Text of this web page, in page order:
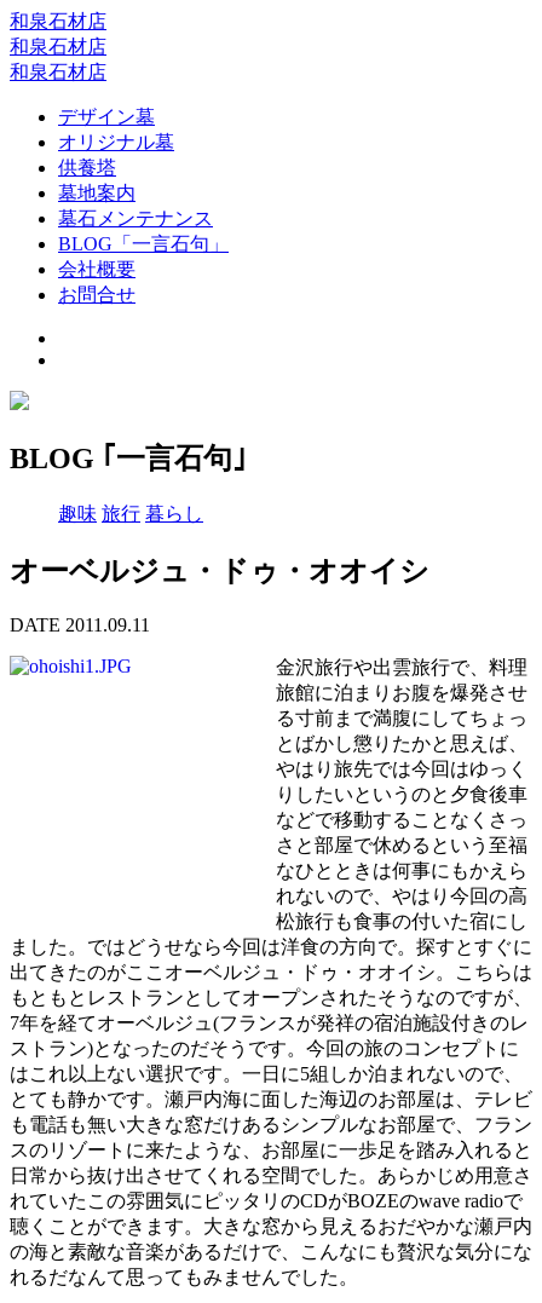
和泉石材店
和泉石材店
和泉石材店
デザイン墓
オリジナル墓
供養塔
墓地案内
墓石メンテナンス
BLOG「一言石句」
会社概要
お問合せ
BLOG ｢一言石句｣
趣味 旅行 暮らし
オーベルジュ・ドゥ・オオイシ
DATE 2011.09.11
金沢旅行や出雲旅行で、料理
旅館に泊まりお腹を爆発させ
る寸前まで満腹にしてちょっ
とばかし懲りたかと思えば、
やはり旅先では今回はゆっく
りしたいというのと夕食後車
などで移動することなくさっ
さと部屋で休めるという至福
なひとときは何事にもかえら
れないので、やはり今回の高
松旅行も食事の付いた宿にし
ました。ではどうせなら今回は洋食の方向で。探すとすぐに
出てきたのがここオーベルジュ・ドゥ・オオイシ。こちらは
もともとレストランとしてオープンされたそうなのですが、
7年を経てオーベルジュ(フランスが発祥の宿泊施設付きのレ
ストラン)となったのだそうです。今回の旅のコンセプトに
はこれ以上ない選択です。一日に5組しか泊まれないので、
とても静かです。瀬戸内海に面した海辺のお部屋は、テレビ
も電話も無い大きな窓だけあるシンプルなお部屋で、フラン
スのリゾートに来たような、お部屋に一歩足を踏み入れると
日常から抜け出させてくれる空間でした。あらかじめ用意さ
れていたこの雰囲気にピッタリのCDがBOZEのwave radioで
聴くことができます。大きな窓から見えるおだやかな瀬戸内
の海と素敵な音楽があるだけで、こんなにも贅沢な気分にな
れるだなんて思ってもみませんでした。